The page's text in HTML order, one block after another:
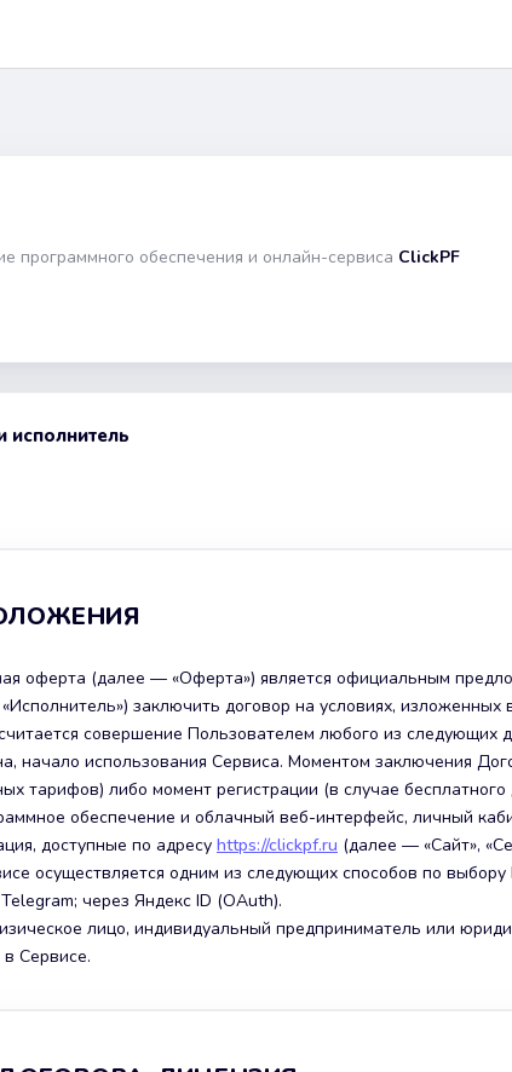
программного обеспечения и онлайн-сервиса ClickPF
исполнитель
оферта (далее — «Оферта») является официальным
заключить договор на условиях, изложенных
совершение Пользователем любого из следующих
начало использования Сервиса. Моментом заключения
тарифов) либо момент регистрации (в случае бесплатного
обеспечение и облачный веб-интерфейс, личный
доступные по адресу https://clickpf.ru (далее — «Сайт»,
осуществляется одним из следующих способов по
через Яндекс ID (OAuth).
лицо, индивидуальный предприниматель или
Сервисе.